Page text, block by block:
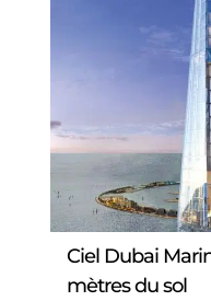
Ciel Dubai
mètres du sol